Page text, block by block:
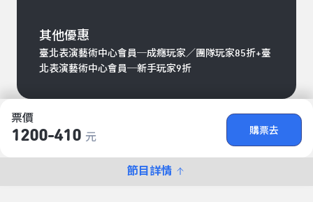
票價
1200-410 元
購票去
節目詳情
其他優惠
臺北表演藝術中心會員─成癮玩家／團隊玩家85折+臺
北表演藝術中心會員─新手玩家9折